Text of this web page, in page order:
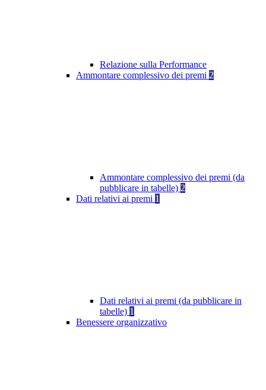
Relazione sulla Performance
Ammontare complessivo dei premi 2
Ammontare complessivo dei premi (da
pubblicare in tabelle) 2
Dati relativi ai premi 1
Dati relativi ai premi (da pubblicare in
tabelle) 1
Benessere organizzativo